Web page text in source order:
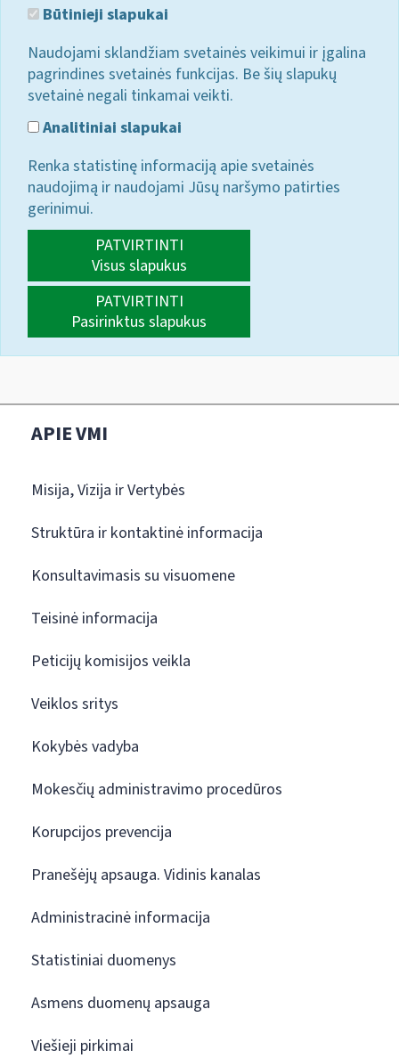
Būtinieji slapukai
Naudojami sklandžiam svetainės veikimui ir įgalina
pagrindines svetainės funkcijas. Be šių slapukų
svetainė negali tinkamai veikti.
Analitiniai slapukai
Renka statistinę informaciją apie svetainės
naudojimą ir naudojami Jūsų naršymo patirties
gerinimui.
PATVIRTINTI
Visus slapukus
PATVIRTINTI
Pasirinktus slapukus
APIE VMI
Misija, Vizija ir Vertybės
Struktūra ir kontaktinė informacija
Konsultavimasis su visuomene
Teisinė informacija
Peticijų komisijos veikla
Veiklos sritys
Kokybės vadyba
Mokesčių administravimo procedūros
Korupcijos prevencija
Pranešėjų apsauga. Vidinis kanalas
Administracinė informacija
Statistiniai duomenys
Asmens duomenų apsauga
Viešieji pirkimai